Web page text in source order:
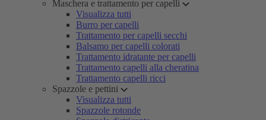
Maschera e trattamento per capelli
Visualizza tutti
Burro per capelli
Trattamento per capelli secchi
Balsamo per capelli colorati
Trattamento idratante per capelli
Trattamento capelli alla cheratina
Trattamento capelli ricci
Spazzole e pettini
Visualizza tutti
Spazzole rotonde